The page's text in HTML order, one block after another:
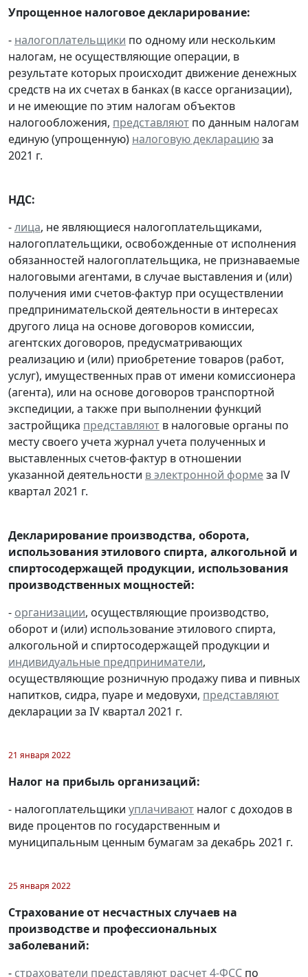
Упрощенное налоговое декларирование:
- налогоплательщики по одному или нескольким
налогам, не осуществляющие операции, в
результате которых происходит движение денежных
средств на их счетах в банках (в кассе организации),
и не имеющие по этим налогам объектов
налогообложения, представляют по данным налогам
единую (упрощенную) налоговую декларациюза
2021 г.
НДС:
-лица, не являющиеся налогоплательщиками,
налогоплательщики, освобожденные от исполнения
обязанностей налогоплательщика, не признаваемые
налоговыми агентами, в случае выставления и (или)
получения ими счетов-фактур при осуществлении
предпринимательской деятельности в интересах
другого лица на основе договоров комиссии,
агентских договоров, предусматривающих
реализацию и (или) приобретение товаров (работ,
услуг), имущественных прав от имени комиссионера
(агента), или на основе договоров транспортной
экспедиции, а также при выполнении функций
застройщика представляют в налоговые органы по
месту своего учета журнал учета полученных и
выставленных счетов-фактур в отношении
указанной деятельности в электронной формеза lV
квартал 2021 г.
Декларирование производства, оборота,
использования этилового спирта, алкогольной и
спиртосодержащей продукции, использования
производственных мощностей:
- организации, осуществляющие производство,
оборот и (или) использование этилового спирта,
алкогольной и спиртосодержащей продукции и
индивидуальные предприниматели,
осуществляющие розничную продажу пива и пивных
напитков, сидра, пуаре и медовухи, представляют
декларации за IV квартал 2021 г.
21 января 2022
Налог на прибыль организаций:
- налогоплательщики уплачивают налог с доходов в
виде процентов по государственным и
муниципальным ценным бумагам за декабрь 2021 г.
25 января 2022
Страхование от несчастных случаев на
производстве и профессиональных
заболеваний:
- страхователи представляют расчет 4-ФСС по